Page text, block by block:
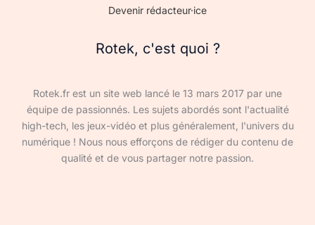
Devenir rédacteur·ice
Rotek, c'est quoi ?
Rotek.fr est un site web lancé le 13 mars 2017 par une
équipe de passionnés. Les sujets abordés sont l'actualité
high-tech, les jeux-vidéo et plus généralement, l'univers du
numérique ! Nous nous efforçons de rédiger du contenu de
qualité et de vous partager notre passion.